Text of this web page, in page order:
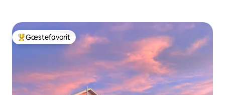
Bedste gæstefavorit
Gæstefavorit